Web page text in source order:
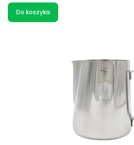
Do koszyka